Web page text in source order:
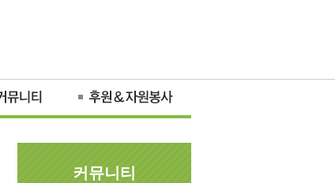
커뮤니티